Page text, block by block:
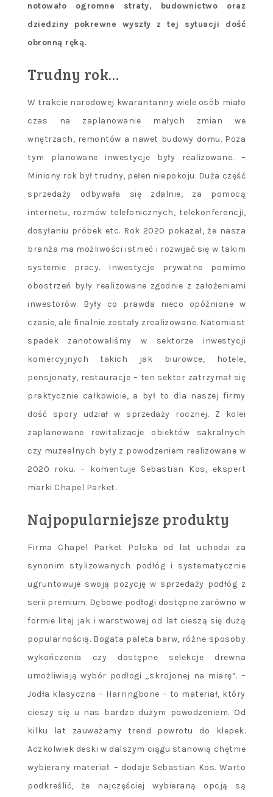
notowało ogromne straty, budownictwo oraz
dziedziny pokrewne wyszły z tej sytuacji dość
obronną ręką.
Trudny rok…
W trakcie narodowej kwarantanny wiele osób miało
czas na zaplanowanie małych zmian we
wnętrzach, remontów a nawet budowy domu. Poza
tym planowane inwestycje były realizowane. –
Miniony rok był trudny, pełen niepokoju. Duża część
sprzedaży odbywała się zdalnie, za pomocą
internetu, rozmów telefonicznych, telekonferencji,
dosyłaniu próbek etc. Rok 2020 pokazał, że nasza
branża ma możliwości istnieć i rozwijać się w takim
systemie pracy. Inwestycje prywatne pomimo
obostrzeń były realizowane zgodnie z założeniami
inwestorów. Były co prawda nieco opóźnione w
czasie, ale finalnie zostały zrealizowane. Natomiast
spadek zanotowaliśmy w sektorze inwestycji
komercyjnych takich jak biurowce, hotele,
pensjonaty, restauracje – ten sektor zatrzymał się
praktycznie całkowicie, a był to dla naszej firmy
dość spory udział w sprzedaży rocznej. Z kolei
zaplanowane rewitalizacje obiektów sakralnych
czy muzealnych były z powodzeniem realizowane w
2020 roku. – komentuje Sebastian Kos, ekspert
marki Chapel Parket.
Najpopularniejsze produkty
Firma Chapel Parket Polska od lat uchodzi za
synonim stylizowanych podłóg i systematycznie
ugruntowuje swoją pozycję w sprzedaży podłóg z
serii premium. Dębowe podłogi dostępne zarówno w
formie litej jak i warstwowej od lat cieszą się dużą
popularnością. Bogata paleta barw, różne sposoby
wykończenia czy dostępne selekcje drewna
umożliwiają wybór podłogi „skrojonej na miarę”. –
Jodła klasyczna – Harringbone – to materiał, który
cieszy się u nas bardzo dużym powodzeniem. Od
kilku lat zauważamy trend powrotu do klepek.
Aczkolwiek deski w dalszym ciągu stanowią chętnie
wybierany materiał. – dodaje Sebastian Kos. Warto
podkreślić, że najczęściej wybieraną opcją są